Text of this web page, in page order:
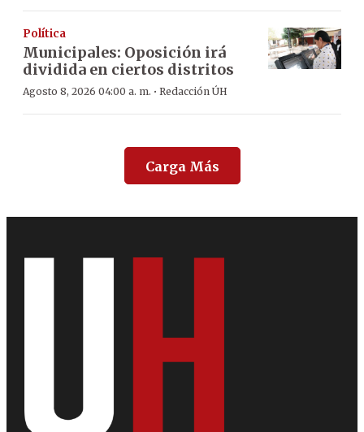
Política
Municipales: Oposición irá
dividida en ciertos distritos
Agosto 8, 2026 04:00 a. m. · Redacción ÚH
Carga Más